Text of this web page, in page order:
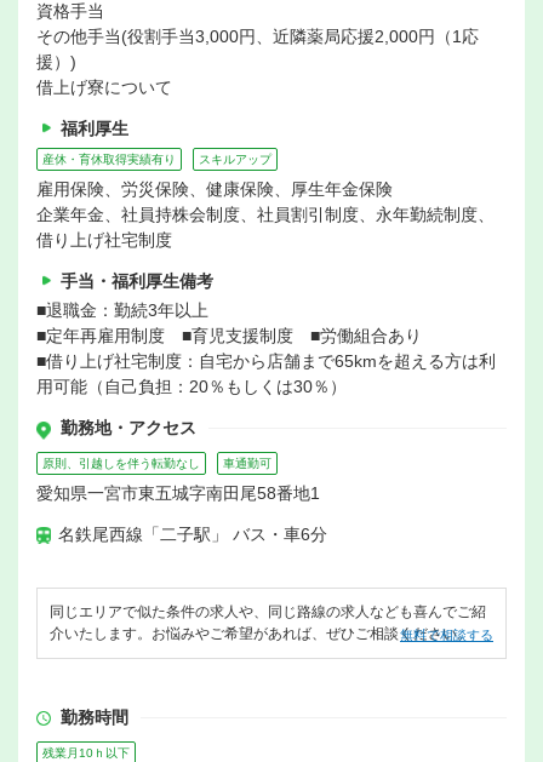
資格手当
その他手当(役割手当3,000円、近隣薬局応援2,000円（1応
援）)
借上げ寮について
福利厚生
産休・育休取得実績有り スキルアップ
雇用保険、労災保険、健康保険、厚生年金保険
企業年金、社員持株会制度、社員割引制度、永年勤続制度、
借り上げ社宅制度
手当・福利厚生備考
■退職金：勤続3年以上
■定年再雇用制度 ■育児支援制度 ■労働組合あり
■借り上げ社宅制度：自宅から店舗まで65kmを超える方は利
用可能（自己負担：20％もしくは30％）
勤務地・アクセス
原則、引越しを伴う転勤なし 車通勤可
愛知県一宮市東五城字南田尾58番地1
名鉄尾西線「二子駅」 バス・車6分
同じエリアで似た条件の求人や、同じ路線の求人なども喜んでご紹
介いたします。お悩みやご希望があれば、ぜひご相談ください。
無料で相談する
勤務時間
残業月10ｈ以下